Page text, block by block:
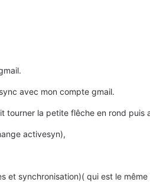
avec mon compte gmail.
tourner la petite flêche en rond
activesyn),
synchronisation)( qui est le